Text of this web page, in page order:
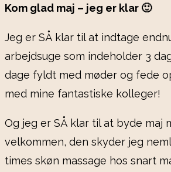
Kom glad maj – jeg er klar 🙂
Jeg er SÅ klar til at indtage
arbejdsuge som indeholder 3
dage fyldt med møder og fede
med mine fantastiske kolleger!
Og jeg er SÅ klar til at byde maj
velkommen, den skyder jeg
times skøn massage hos snart